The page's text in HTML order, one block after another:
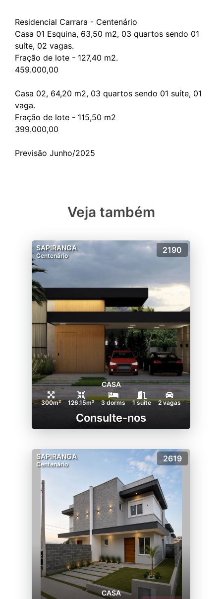
Residencial Carrara - Centenário
Casa 01 Esquina, 63,50 m2, 03 quartos sendo 01
suíte, 02 vagas.
Fração de lote - 127,40 m2.
459.000,00
Casa 02, 64,20 m2, 03 quartos sendo 01 suíte, 01
vaga.
Fração de lote - 115,50 m2
399.000,00
Veja também
SAPIRANGA
Centenário
2190
CASA
300m² 126.15m² 3 dorms 1 suíte 2 vagas
Consulte-nos
SAPIRANGA
Centenário
2619
CASA